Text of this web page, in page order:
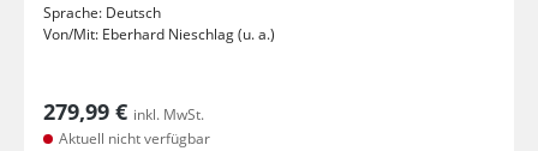
Sprache: Deutsch
Von/Mit: Eberhard Nieschlag (u. a.)
279,99 € inkl. MwSt.
Aktuell nicht verfügbar